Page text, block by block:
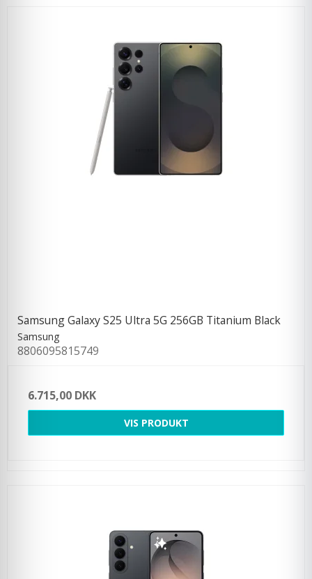
Samsung Galaxy S25 Ultra 5G 256GB Titanium Black
Samsung
8806095815749
6.715,00 DKK
VIS PRODUKT